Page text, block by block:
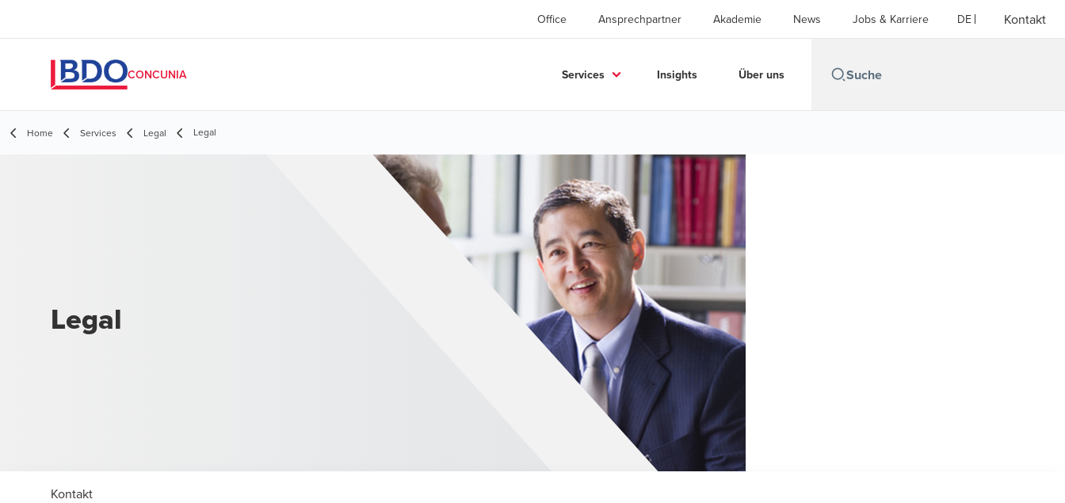
Office Ansprechpartner Akademie News Jobs & Karriere DE Kontakt
CONCUNIA Services Insights Über uns
Home Services Legal Legal
Legal
Kontakt